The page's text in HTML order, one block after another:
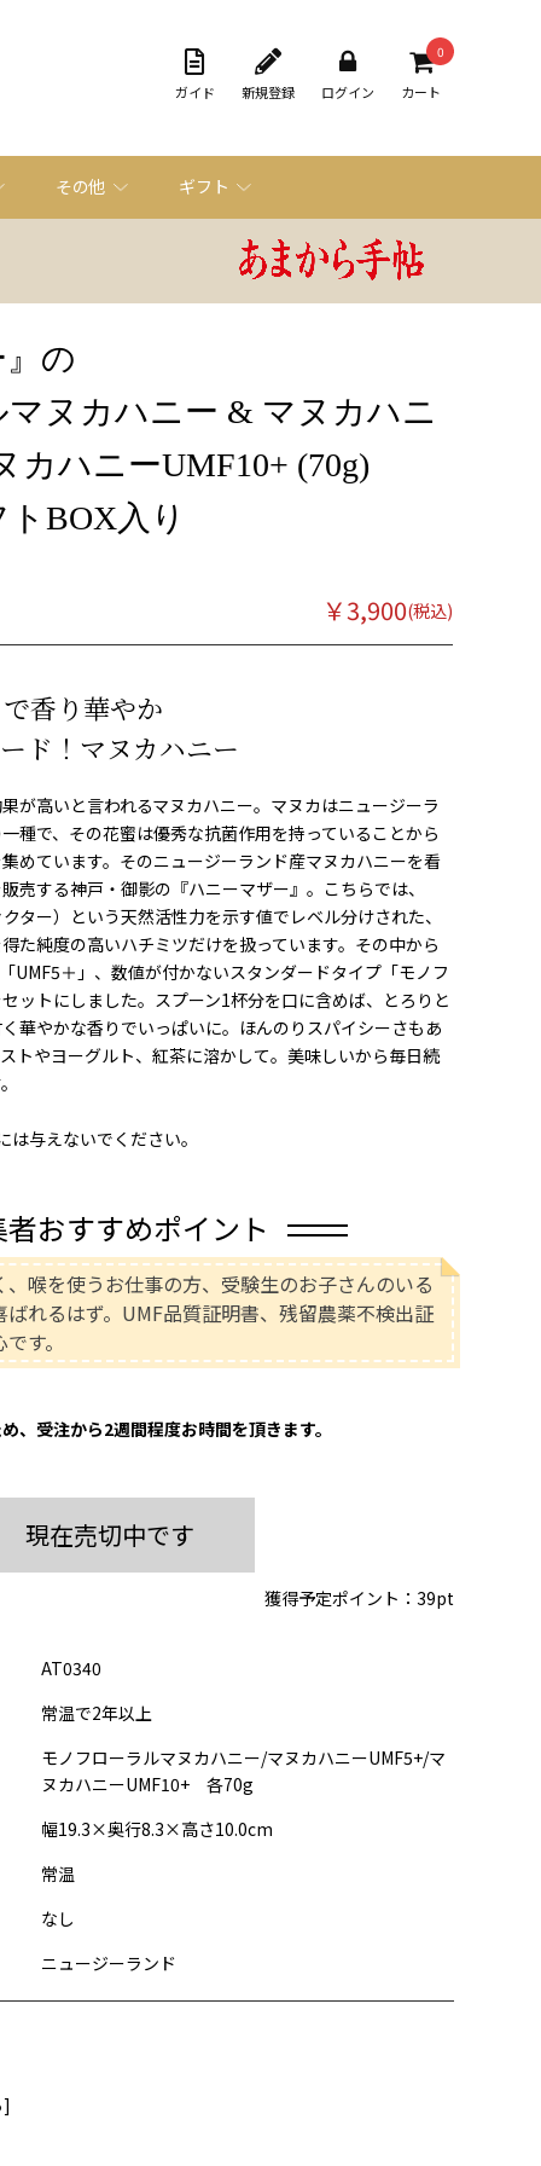
ガイド 新規登録 ログイン
0
カート
その他 ギフト
』の
ヌカハニー & マヌカハニ
カハニーUMF10+ (70g)
BOX入り
￥3,900
香り華やか
ド！マヌカハニー
が高いと言われるマヌカハニー。マヌカはニュージーラ
種で、その花蜜は優秀な抗菌作用を持っていることから
めています。そのニュージーランド産マヌカハニーを看
売する神戸・御影の『ハニーマザー』。こちらでは、
ター）という天然活性力を示す値でレベル分けされた、
た純度の高いハチミツだけを扱っています。その中から
UMF5＋」、数値が付かないスタンダードタイプ「モノフ
ットにしました。スプーン1杯分を口に含めば、とろりと
華やかな香りでいっぱいに。ほんのりスパイシーさもあ
トやヨーグルト、紅茶に溶かして。美味しいから毎日続
与えないでください。
おすすめポイント
喉を使うお仕事の方、受験生のお子さんのいる
れるはず。UMF品質証明書、残留農薬不検出証
す。
、受注から2週間程度お時間を頂きます。
現在売切中です
獲得予定ポイント： 39pt
AT0340
常温で2年以上
モノフローラルマヌカハニー/マヌカハニーUMF5+/マ
ヌカハニーUMF10+ 各70g
幅19.3×奥行8.3×高さ10.0cm
常温
なし
ニュージーランド
]